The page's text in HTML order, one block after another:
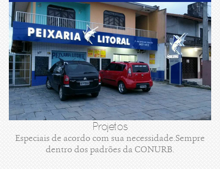
Projetos
Especiais de acordo com sua necessidade.Sempre
dentro dos padrões da CONURB.